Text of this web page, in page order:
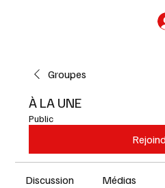
Groupes
À LA UNE
Public
Discussion Médias